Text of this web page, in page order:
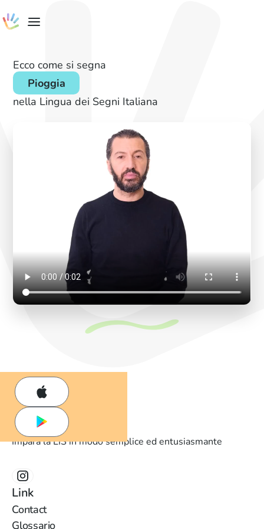
Ecco come si segna
Pioggia
nella Lingua dei Segni Italiana
Impara la LIS in modo semplice ed entusiasmante
Link
Contact
Glossario